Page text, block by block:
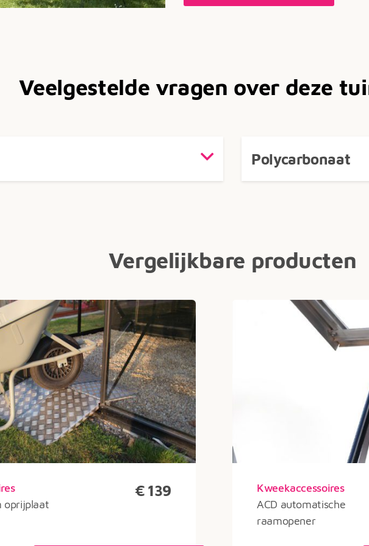
Veelgestelde vragen over deze
Polycarbonaat
Vergelijkbare producten
oprijplaat
€ 139
Kweekaccessoires
ACD automatische
raamopener